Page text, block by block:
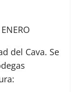
del Cava. Se